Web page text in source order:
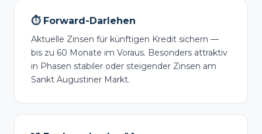
⏱️ Forward-Darlehen
Aktuelle Zinsen für künftigen Kredit sichern —
bis zu 60 Monate im Voraus. Besonders attraktiv
in Phasen stabiler oder steigender Zinsen am
Sankt Augustiner Markt.